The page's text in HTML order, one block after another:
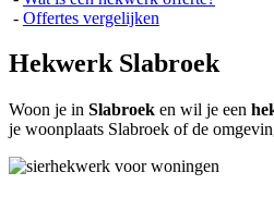
- Offertes vergelijken
Hekwerk Slabroek
Woon je in Slabroek en wil je een
je woonplaats Slabroek of de